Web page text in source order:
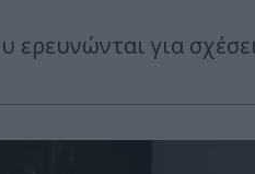
για